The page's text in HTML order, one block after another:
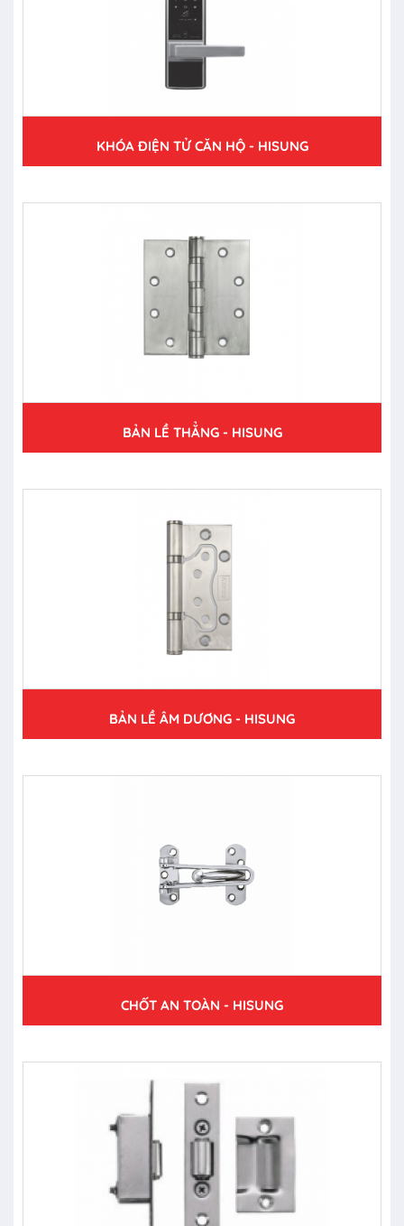
KHÓA ĐIỆN TỬ CĂN HỘ - HISUNG
BẢN LỀ THẲNG - HISUNG
BẢN LỀ ÂM DƯƠNG - HISUNG
CHỐT AN TOÀN - HISUNG